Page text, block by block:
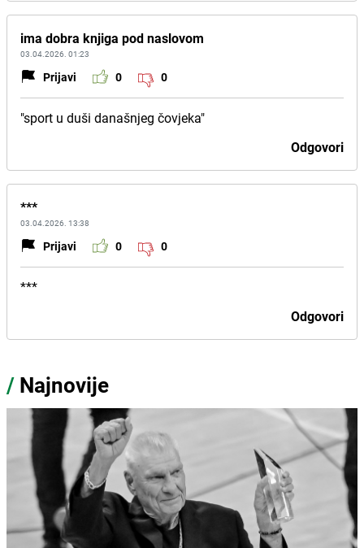
ima dobra knjiga pod naslovom
03.04.2026. 01:23
Prijavi 0 0
"sport u duši današnjeg čovjeka"
Odgovori
***
03.04.2026. 13:38
Prijavi 0 0
***
Odgovori
/ Najnovije